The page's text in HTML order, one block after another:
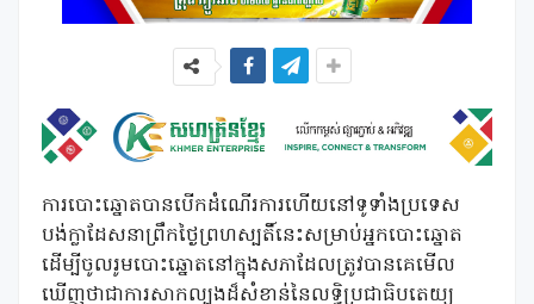
ការបោះឆ្នោតបានបើកដំណើរការហើយនៅទូទាំងប្រទេស
បង់ក្លាដែសនាព្រឹកថ្ងៃព្រហស្បតិ៍នេះសម្រាប់អ្នកបោះឆ្នោត
ដើម្បីចូលរូមបោះឆ្នោតនៅក្នុងសភាដែលត្រូវបានគេមើល
ឃើញថាជាការសាកល្បងដ៏សំខាន់នៃលទ្ធិប្រជាធិបតេយ្យ